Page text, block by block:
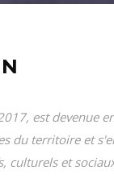
est devenue
du territoire et
culturels et